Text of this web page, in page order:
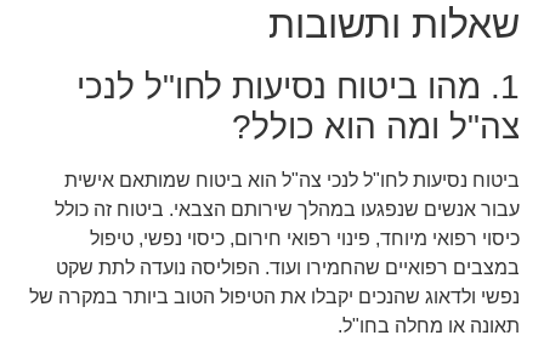
שאלות ותשובות
1. מהו ביטוח נסיעות לחו"ל לנכי
צה"ל ומה הוא כולל?
ביטוח נסיעות לחו"ל לנכי צה"ל הוא ביטוח שמותאם אישית
עבור אנשים שנפגעו במהלך שירותם הצבאי. ביטוח זה כולל
כיסוי רפואי מיוחד, פינוי רפואי חירום, כיסוי נפשי, טיפול
במצבים רפואיים שהחמירו ועוד. הפוליסה נועדה לתת שקט
נפשי ולדאוג שהנכים יקבלו את הטיפול הטוב ביותר במקרה של
תאונה או מחלה בחו"ל.